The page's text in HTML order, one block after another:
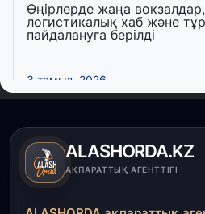
Өңірлерде жаңа
логистикалық хаб және
пайдалануға берілді
3 тамыз, 2026
Қызылордада 300
салынып жатыр
1 тамыз, 2026
ALASHORDA.KZ
АҚПАРАТТЫҚ АГЕНТТІГІ